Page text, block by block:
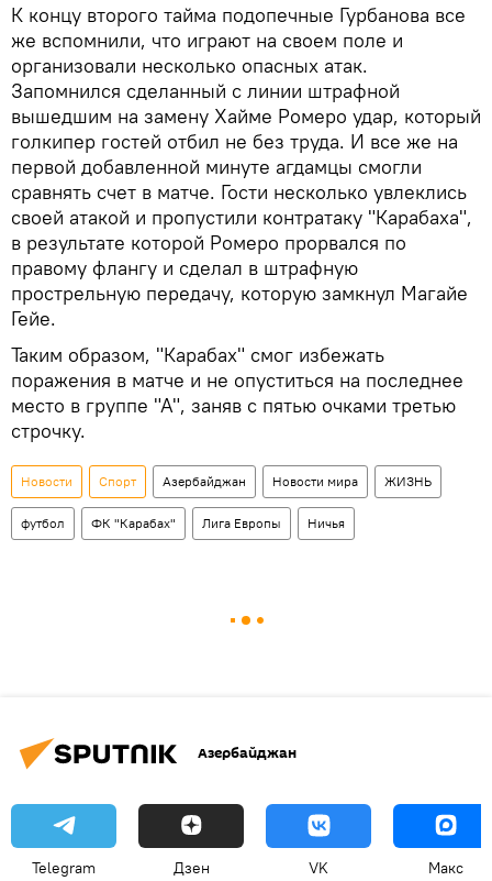
К концу второго тайма подопечные Гурбанова все
же вспомнили, что играют на своем поле и
организовали несколько опасных атак.
Запомнился сделанный с линии штрафной
вышедшим на замену Хайме Ромеро удар, который
голкипер гостей отбил не без труда. И все же на
первой добавленной минуте агдамцы смогли
сравнять счет в матче. Гости несколько увлеклись
своей атакой и пропустили контратаку "Карабаха",
в результате которой Ромеро прорвался по
правому флангу и сделал в штрафную
прострельную передачу, которую замкнул Магайе
Гейе.
Таким образом, "Карабах" смог избежать
поражения в матче и не опуститься на последнее
место в группе "А", заняв с пятью очками третью
строчку.
Новости Спорт Азербайджан Новости мира ЖИЗНЬ
футбол ФК "Карабах" Лига Европы Ничья
Азербайджан
Telegram Дзен VK Макс